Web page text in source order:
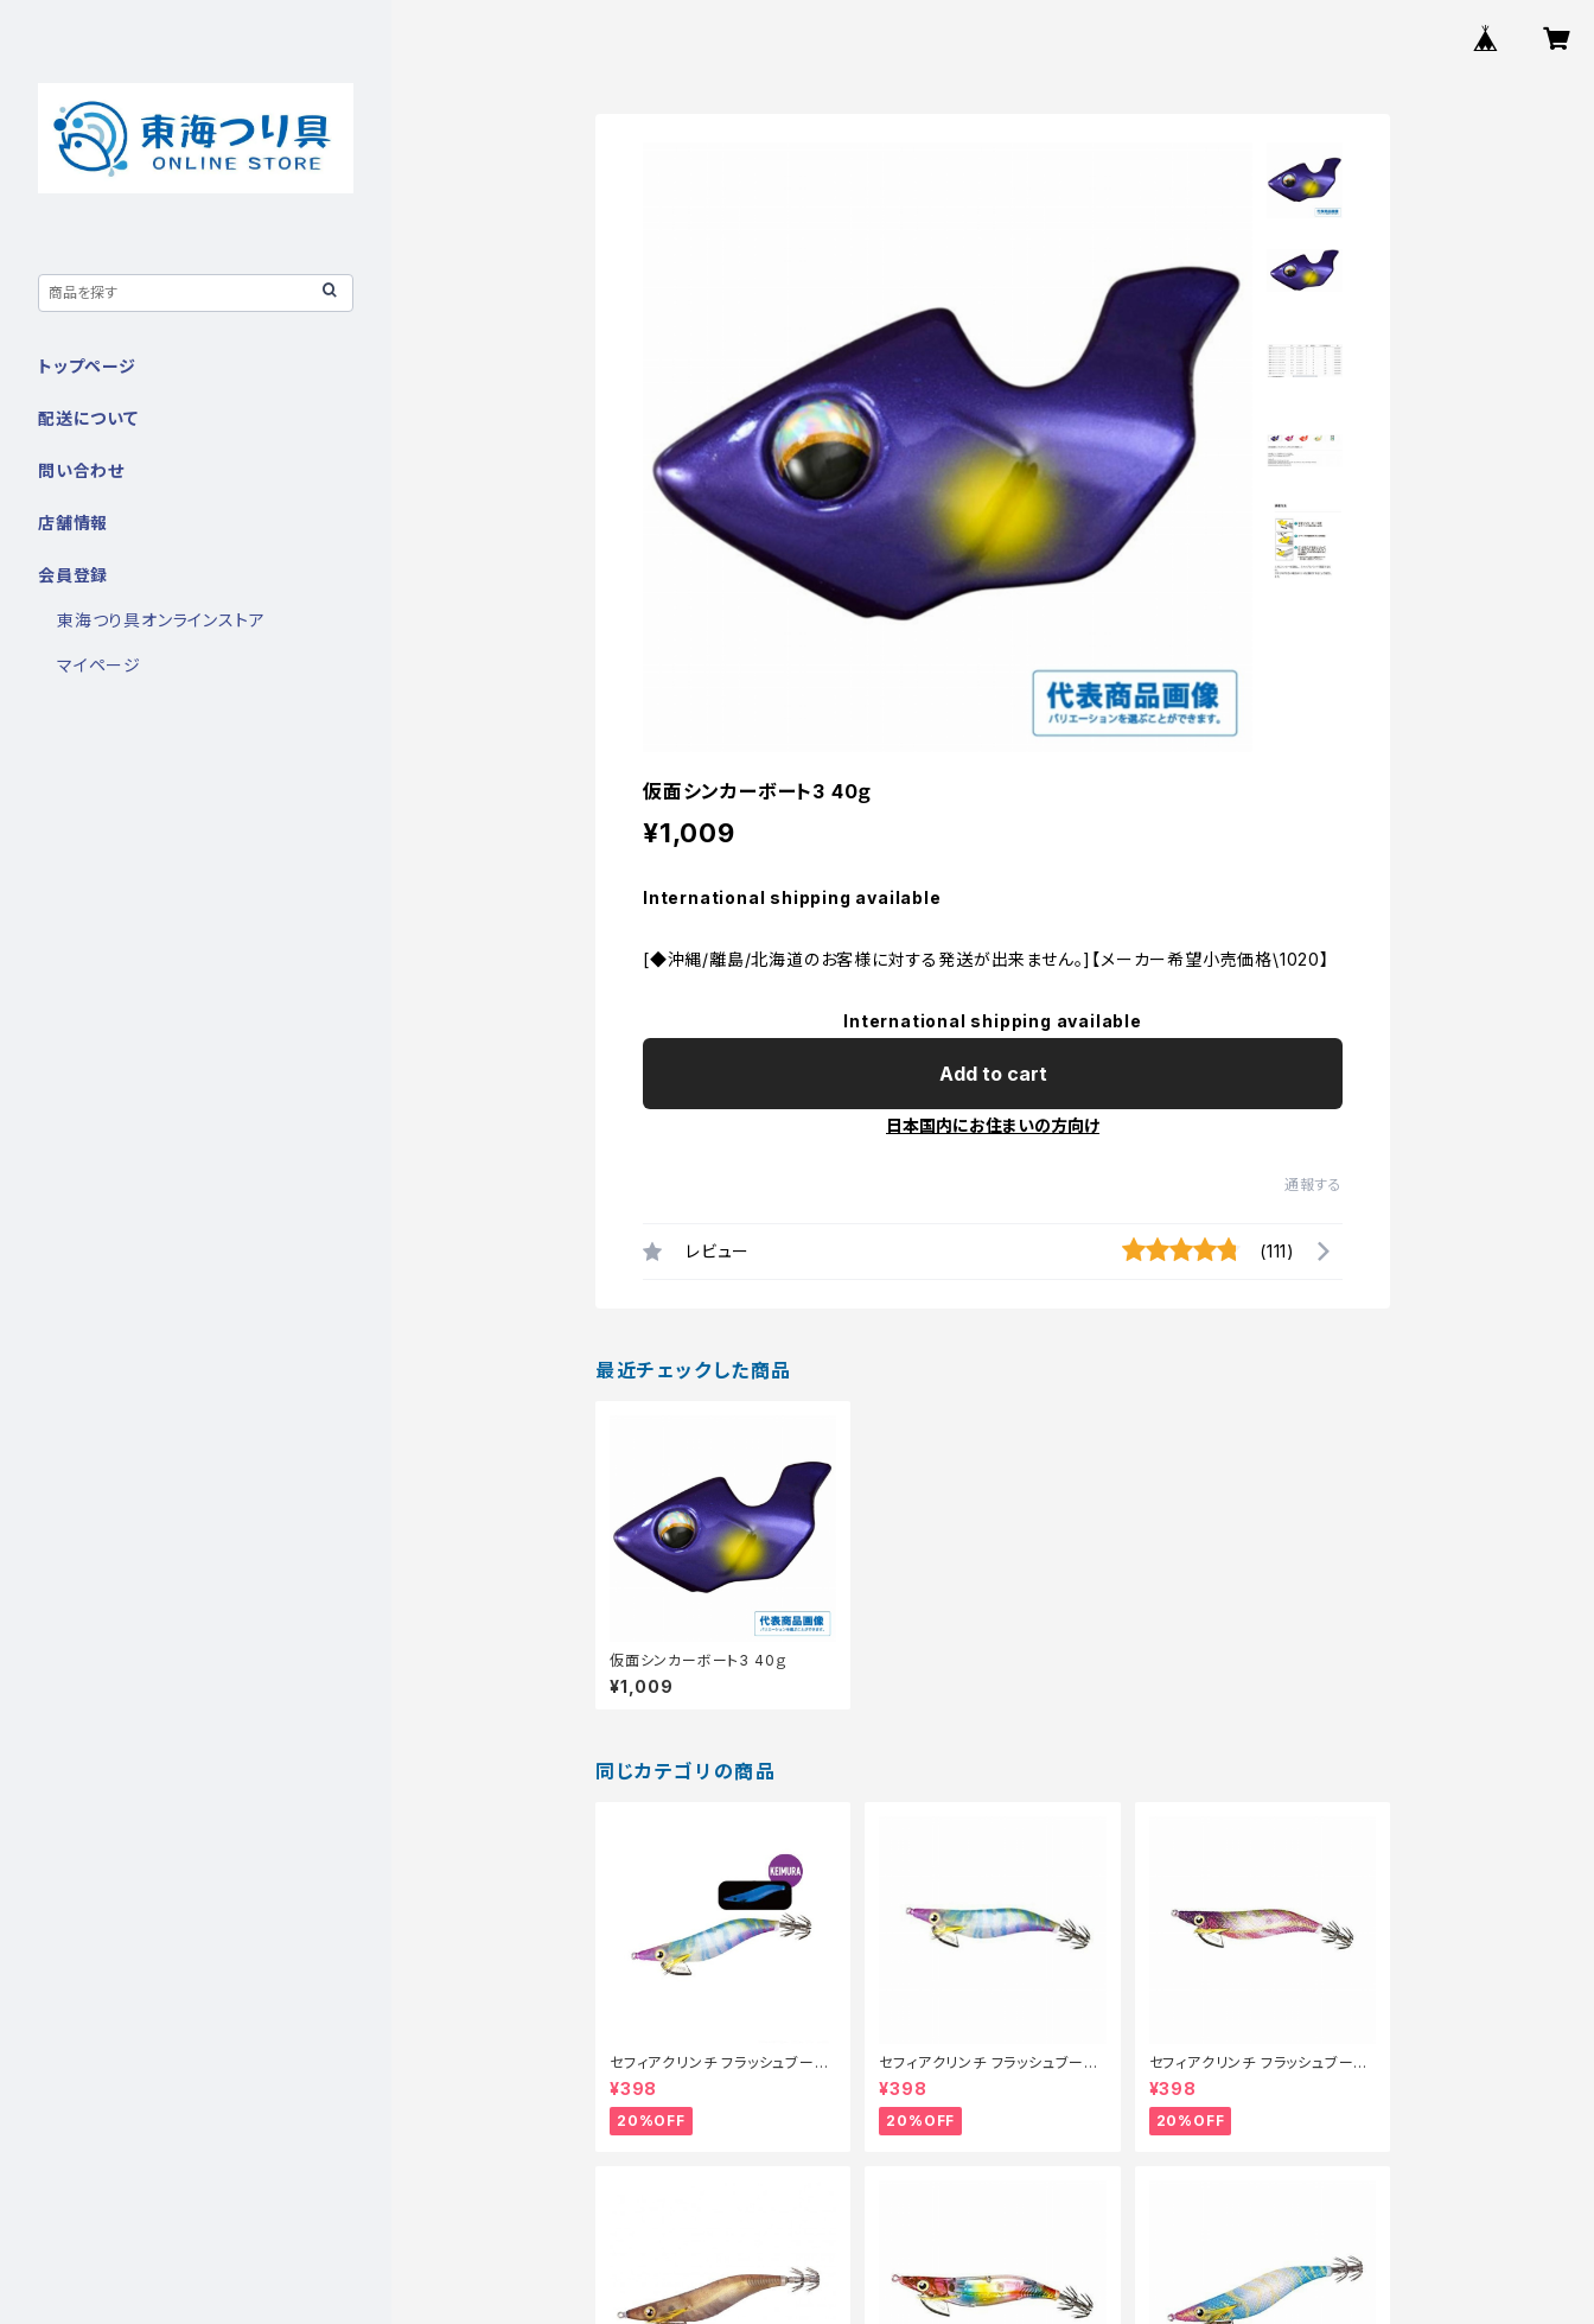
仮面シンカーボート3 40ｇ
¥1,009
International shipping available
[◆沖縄/離島/北海道のお客様に対する発送が出来ません。]【メーカー希望小売価格\1020】
International shipping available
Add to cart
日本国内にお住まいの方向け
通報する
レビュー (111)
最近チェックした商品
仮面シンカーボート3 40ｇ
¥1,009
同じカテゴリの商品
セフィアクリンチ フラッシュブース
ト QE-X25T 008【特価ルアー】
【20】
¥398
20%OFF
セフィアクリンチ フラッシュブース
ト 3号 QE−X30T 008【特価ルア
ー】【20】
¥398
20%OFF
セフィアクリンチ フラッシュブース
ト 3号 QE-X30T 001【特価ルア
ー】【20】
¥398
20%OFF
トップページ
配送について
問い合わせ
店舗情報
会員登録
東海つり具オンラインストア
マイページ